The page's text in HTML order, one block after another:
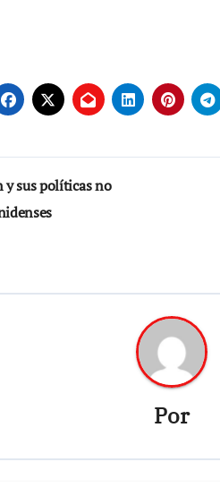
y sus políticas no
Por